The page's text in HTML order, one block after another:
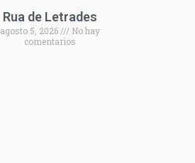
Rua de Letrades
agosto 5, 2026
No hay
comentarios